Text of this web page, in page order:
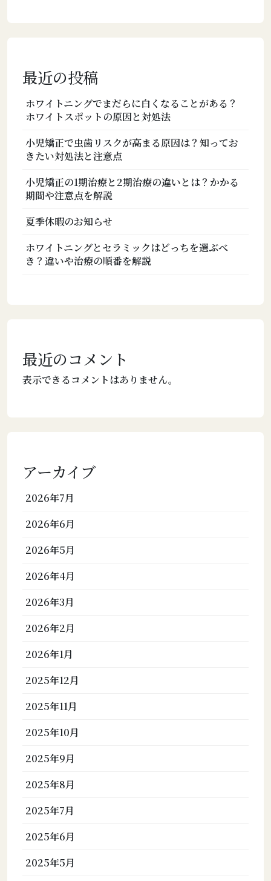
最近の投稿
ホワイトニングでまだらに白くなることがある？
ホワイトスポットの原因と対処法
小児矯正で虫歯リスクが高まる原因は？知ってお
きたい対処法と注意点
小児矯正の1期治療と2期治療の違いとは？かかる
期間や注意点を解説
夏季休暇のお知らせ
ホワイトニングとセラミックはどっちを選ぶべ
き？違いや治療の順番を解説
最近のコメント
表示できるコメントはありません。
アーカイブ
2026年7月
2026年6月
2026年5月
2026年4月
2026年3月
2026年2月
2026年1月
2025年12月
2025年11月
2025年10月
2025年9月
2025年8月
2025年7月
2025年6月
2025年5月